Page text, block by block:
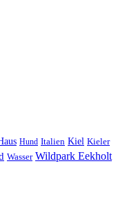
Hund Italien Kiel Kieler
Wasser Wildpark Eekholt